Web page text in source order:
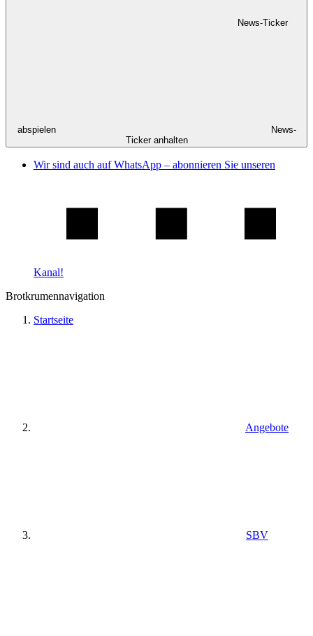
News-Ticker
abspielen
News-
Ticker anhalten
Wir sind auch auf WhatsApp – abonnieren Sie unseren
Kanal!
Brotkrumennavigation
Startseite
Angebote
SBV